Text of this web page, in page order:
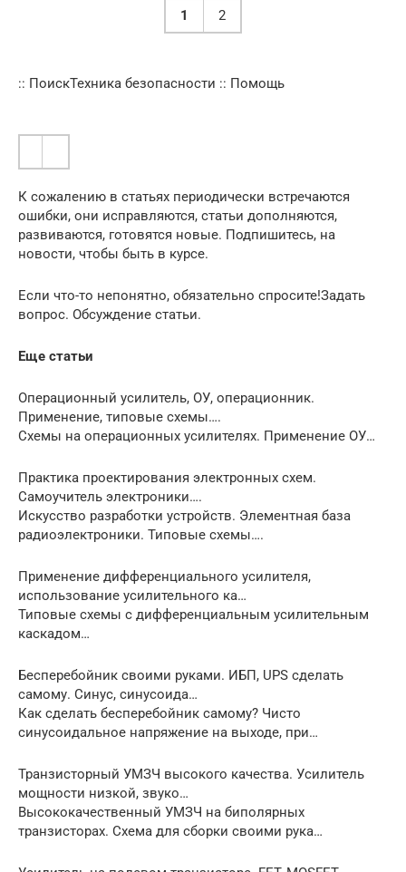
1 2
:: ПоискТехника безопасности :: Помощь
К сожалению в статьях периодически встречаются
ошибки, они исправляются, статьи дополняются,
развиваются, готовятся новые. Подпишитесь, на
новости, чтобы быть в курсе.
Если что-то непонятно, обязательно спросите!Задать
вопрос. Обсуждение статьи.
Еще статьи
Операционный усилитель, ОУ, операционник.
Применение, типовые схемы….
Схемы на операционных усилителях. Применение ОУ…
Практика проектирования электронных схем.
Самоучитель электроники….
Искусство разработки устройств. Элементная база
радиоэлектроники. Типовые схемы….
Применение дифференциального усилителя,
использование усилительного ка…
Типовые схемы с дифференциальным усилительным
каскадом…
Бесперебойник своими руками. ИБП, UPS сделать
самому. Синус, синусоида…
Как сделать бесперебойник самому? Чисто
синусоидальное напряжение на выходе, при…
Транзисторный УМЗЧ высокого качества. Усилитель
мощности низкой, звуко…
Высококачественный УМЗЧ на биполярных
транзисторах. Схема для сборки своими рука…